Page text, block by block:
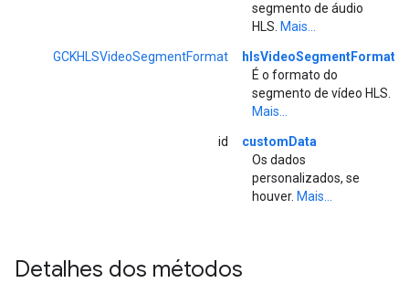
segmento de áudio
HLS. Mais...
GCKHLSVideoSegmentFormat
hlsVideoSegmentFormat
É o formato do
segmento de vídeo HLS.
Mais...
id
customData
Os dados
personalizados, se
houver. Mais...
Detalhes dos métodos